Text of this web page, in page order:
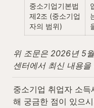
중소기업기본법
제2조 (중소기업
자의 범위)
위 조문은 2026년 5
센터에서 최신 내용
중소기업 취업자 소
해 궁금한 점이 있으